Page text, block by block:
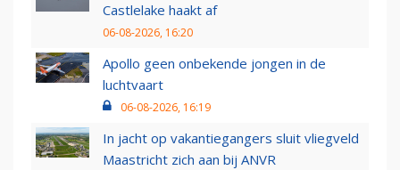
Castlelake haakt af
06-08-2026, 16:20
Apollo geen onbekende jongen in de
luchtvaart
06-08-2026, 16:19
In jacht op vakantiegangers sluit vliegveld
Maastricht zich aan bij ANVR